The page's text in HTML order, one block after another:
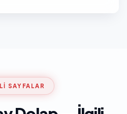
SAYFALAR